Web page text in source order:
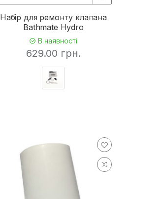
Набір для ремонту клапана
Bathmate Hydro
В наявності
629.00 грн.